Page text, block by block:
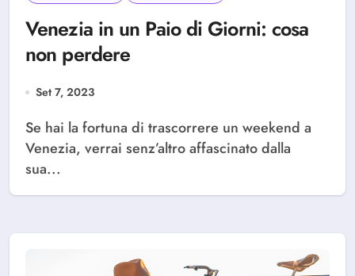
Venezia in un Paio di Giorni: cosa
non perdere
Set 7, 2023
Se hai la fortuna di trascorrere un weekend a
Venezia, verrai senz’altro affascinato dalla
sua...